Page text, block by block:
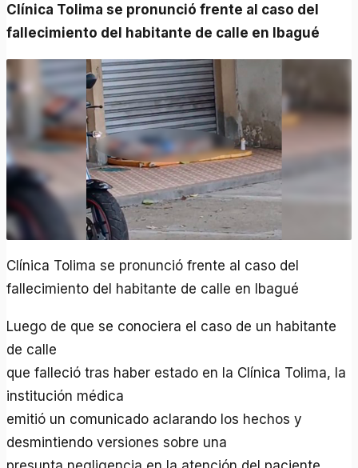
Clínica Tolima se pronunció frente al caso del
fallecimiento del habitante de calle en Ibagué
Clínica Tolima se pronunció frente al caso del
fallecimiento del habitante de calle en Ibagué
Luego de que se conociera el caso de un habitante
de calle
que falleció tras haber estado en la Clínica Tolima, la
institución médica
emitió un comunicado aclarando los hechos y
desmintiendo versiones sobre una